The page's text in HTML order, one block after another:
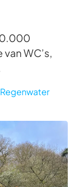
WC’s,
Regenwater